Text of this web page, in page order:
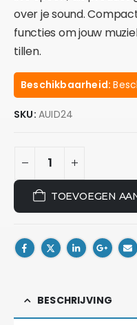
over je sound.
functies om jouw
tillen.
Beschikbaarheid:
SKU: AUID24
TOEVOEGEN
BESCHRIJVING